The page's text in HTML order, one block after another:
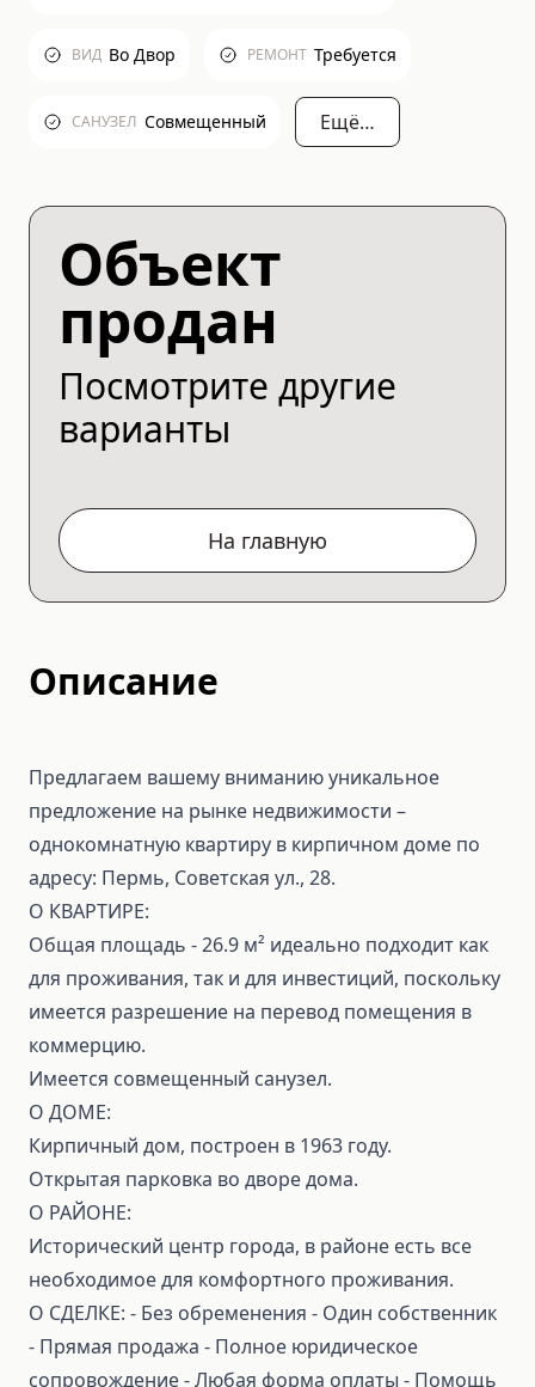
ВИД Во Двор РЕМОНТ Требуется
САНУЗЕЛ Совмещенный Ещё…
Объект
продан
Посмотрите другие
варианты
На главную
Описание
Предлагаем вашему вниманию уникальное
предложение на рынке недвижимости –
однокомнатную квартиру в кирпичном доме по
адресу: Пермь, Советская ул., 28.
О КВАРТИРЕ:
Общая площадь - 26.9 м² идеально подходит как
для проживания, так и для инвестиций, поскольку
имеется разрешение на перевод помещения в
коммерцию.
Имеется совмещенный санузел.
О ДОМЕ:
Кирпичный дом, построен в 1963 году.
Открытая парковка во дворе дома.
О РАЙОНЕ:
Исторический центр города, в районе есть все
необходимое для комфортного проживания.
О СДЕЛКЕ: ⁃ Без обременения ⁃ Один собственник
⁃ Прямая продажа ⁃ Полное юридическое
сопровождение ⁃ Любая форма оплаты ⁃ Помощь